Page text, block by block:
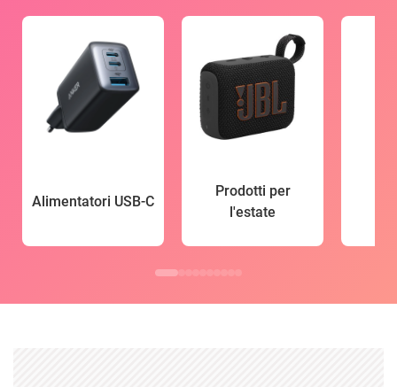
Alimentatori USB-C
Prodotti per
l'estate